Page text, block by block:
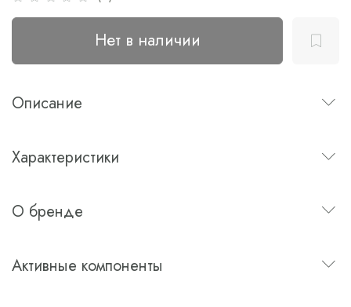
Нет в наличии
Описание
Характеристики
О бренде
Активные компоненты